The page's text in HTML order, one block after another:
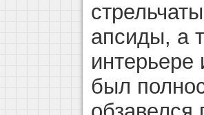
апсиды, а
был